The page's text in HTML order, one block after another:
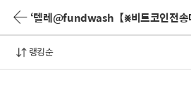
랭킹순